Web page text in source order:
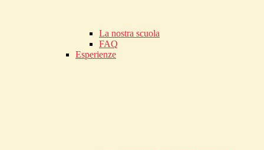
La nostra scuola
FAQ
Esperienze